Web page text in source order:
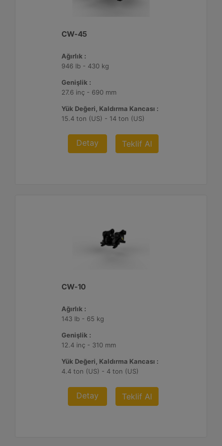
CW-45
Ağırlık :
946 lb - 430 kg
Genişlik :
27.6 inç - 690 mm
Yük Değeri, Kaldırma Kancası :
15.4 ton (US) - 14 ton (US)
Detay Teklif Al
CW-10
Ağırlık :
143 lb - 65 kg
Genişlik :
12.4 inç - 310 mm
Yük Değeri, Kaldırma Kancası :
4.4 ton (US) - 4 ton (US)
Detay Teklif Al